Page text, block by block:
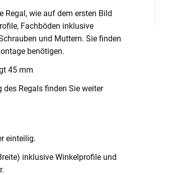
wie auf dem ersten Bild
Fachböden inklusive
und Muttern. Sie finden
benötigen.
45 mm
Regals finden Sie weiter
einteilig.
inklusive Winkelprofile und